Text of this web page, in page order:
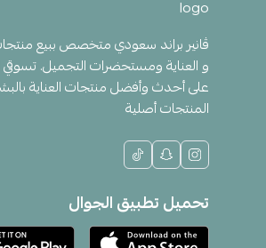
ڤانير براند سعودي متخصص ببيع
و العناية ومستحضرات التجميل.
على أحدث وأفضل منتجات العناية
المنتجات أصلية
تحميل تطبيق الجوال